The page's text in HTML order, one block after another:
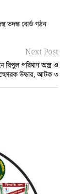
তদন্ত বোর্ড গঠন
Next Post
বিপুল পরিমাণ অস্ত্র ও
উদ্ধার, আটক ৩